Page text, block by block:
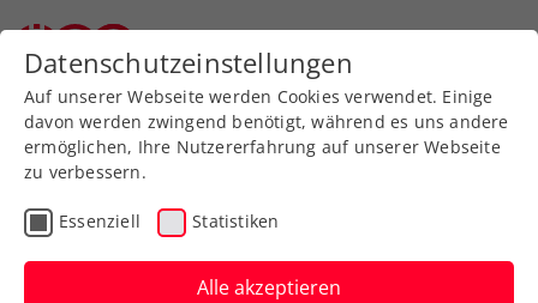
Aktuelle News
Datenschutzeinstellungen
Auf unserer Webseite werden Cookies verwendet. Einige
davon werden zwingend benötigt, während es uns andere
ermöglichen, Ihre Nutzererfahrung auf unserer Webseite
zu verbessern.
Essenziell Statistiken
Alle akzeptieren